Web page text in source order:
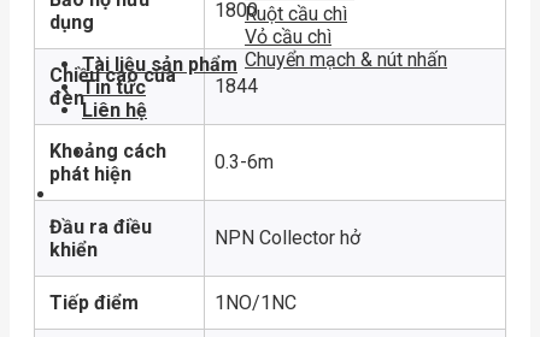
Ruột cầu chì
Vỏ cầu chì
Chuyển mạch & nút nhấn
Tài liệu sản phẩm
Tin tức
Liên hệ
dụng
1800
Chiều cao của
đèn
1844
Khoảng cách
phát hiện
0.3-6m
Đầu ra điều
khiển
NPN Collector hở
Tiếp điểm 1NO/1NC